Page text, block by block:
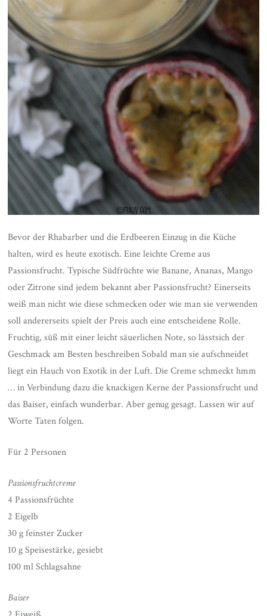
Bevor der Rhabarber und die Erdbeeren Einzug in die Küche
halten, wird es heute exotisch. Eine leichte Creme aus
Passionsfrucht. Typische Südfrüchte wie Banane, Ananas, Mango
oder Zitrone sind jedem bekannt aber Passionsfrucht? Einerseits
weiß man nicht wie diese schmecken oder wie man sie verwenden
soll andererseits spielt der Preis auch eine entscheidene Rolle.
Fruchtig, süß mit einer leicht säuerlichen Note, so lässtsich der
Geschmack am Besten beschreiben Sobald man sie aufschneidet
liegt ein Hauch von Exotik in der Luft. Die Creme schmeckt hmm
… in Verbindung dazu die knackigen Kerne der Passionsfrucht und
das Baiser, einfach wunderbar. Aber genug gesagt. Lassen wir auf
Worte Taten folgen.
Für 2 Personen
Passionsfruchtcreme
4 Passionsfrüchte
2 Eigelb
30 g feinster Zucker
10 g Speisestärke, gesiebt
100 ml Schlagsahne
Baiser